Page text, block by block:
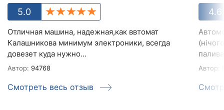
5.0
Отличная машина, надежная,как ввтомат
Калашникова минимум электроники, всегда
довезет куда нужно...
Автор: 94768
Смотреть весь отзыв
4.6
Автор: